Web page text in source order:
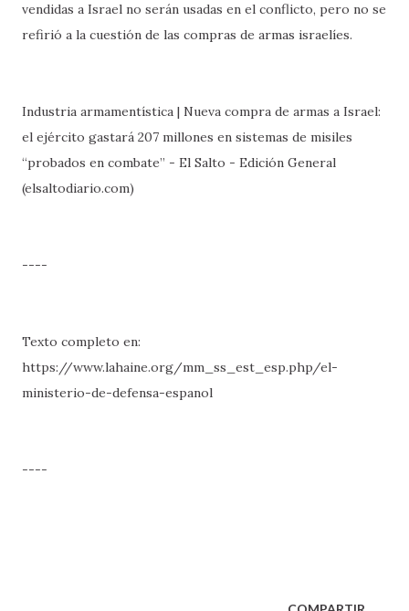
vendidas a Israel no serán usadas en el conflicto, pero no se
refirió a la cuestión de las compras de armas israelíes.
Industria armamentística | Nueva compra de armas a Israel:
el ejército gastará 207 millones en sistemas de misiles
“probados en combate” - El Salto - Edición General
(elsaltodiario.com)
----
Texto completo en:
https://www.lahaine.org/mm_ss_est_esp.php/el-
ministerio-de-defensa-espanol
----